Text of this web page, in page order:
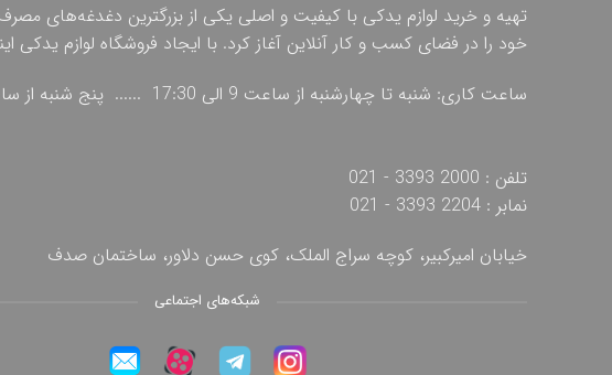
تهیه و خرید لوازم یدکی با کیفیت و اصلی یکی از بزرگترین دغدغه‌های
خود را در فضای کسب و کار آنلاین آغاز کرد. با ایجاد فروشگاه لوازم
ساعت کاری: شنبه تا چهارشنبه از ساعت 9 الی 17:30 ...... پنج شنبه از ساعت 9 الی 13
تلفن : 2000 3393 - 021
نمابر : 2204 3393 - 021
خیابان امیرکبیر، کوچه سراج الملک، کوی حسن دلاور، ساختمان صدف
شبکه‌های اجتماعی